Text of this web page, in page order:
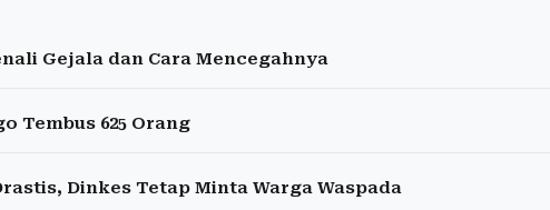
Gejala dan Cara Mencegahnya
Tembus 625 Orang
Dinkes Tetap Minta Warga Waspada